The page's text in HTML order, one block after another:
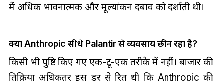
में अधिक भावनात्मक और मूल्यांकन दबाव को दर्शाती थी।
क्या Anthropic सीधे Palantir से व्यवसाय छीन रहा है?
किसी भी पुष्टि किए गए एक-टू-एक तरीके में नहीं। बाजार की
प्रतिक्रिया अधिकतर इस डर से प्रेरित थी कि Anthropic की